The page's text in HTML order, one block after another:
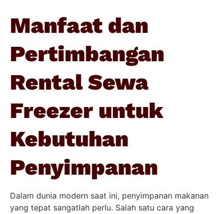
Manfaat dan
Pertimbangan
Rental Sewa
Freezer untuk
Kebutuhan
Penyimpanan
Dalam dunia modern saat ini, penyimpanan makanan
yang tepat sangatlah perlu. Salah satu cara yang